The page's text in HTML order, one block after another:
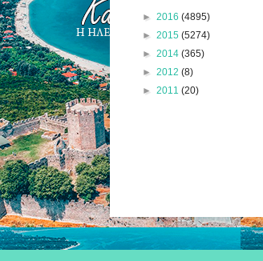
► 2016 (4895)
► 2015 (5274)
► 2014 (365)
► 2012 (8)
► 2011 (20)